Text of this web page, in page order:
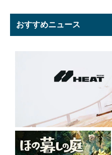
おすすめニュース